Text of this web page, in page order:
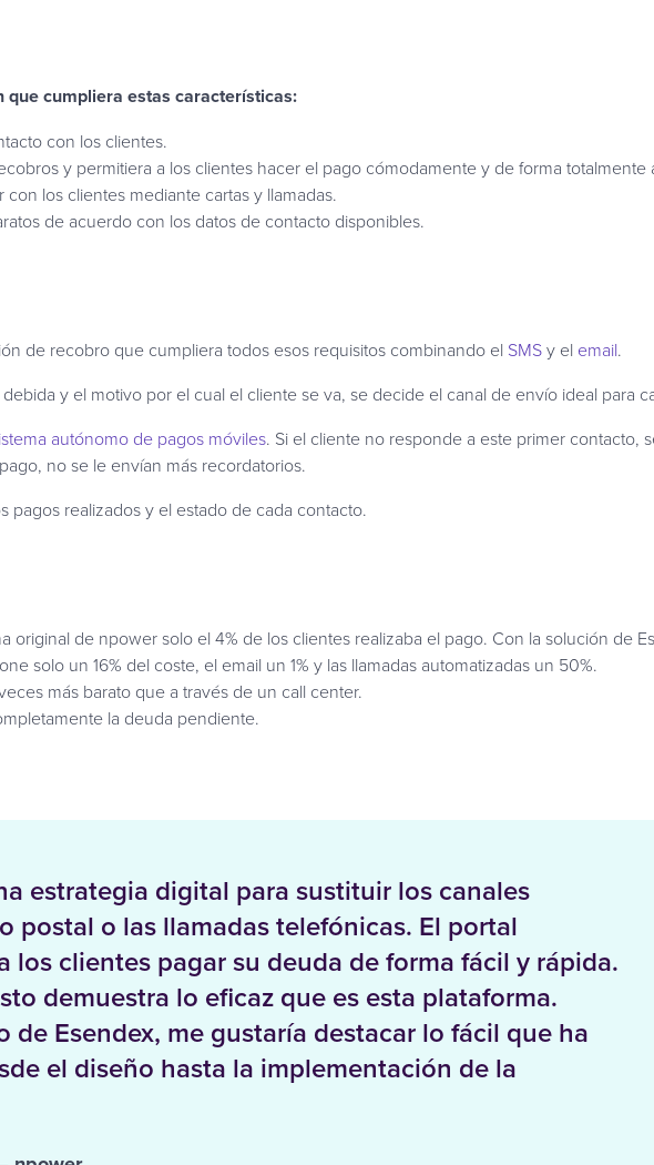
que cumpliera estas características:
con los clientes.
y permitiera a los clientes hacer el pago cómodamente y de forma totalmente
los clientes mediante cartas y llamadas.
de acuerdo con los datos de contacto disponibles.
de recobro que cumpliera todos esos requisitos combinando el SMSy el email.
y el motivo por el cual el cliente se va, se decide el canal de envío ideal para
autónomo de pagos móviles. Si el cliente no responde a este primer contacto,
no se le envían más recordatorios.
realizados y el estado de cada contacto.
original de npower solo el 4% de los clientes realizaba el pago. Con la solución de
solo un 16% del coste, el email un 1% y las llamadas automatizadas un 50%.
más barato que a través de un call center.
la deuda pendiente.
estrategia digital para sustituir los canales
postal o las llamadas telefónicas. El portal
los clientes pagar su deuda de forma fácil y rápida.
demuestra lo eficaz que es esta plataforma.
Esendex, me gustaría destacar lo fácil que ha
el diseño hasta la implementación de la